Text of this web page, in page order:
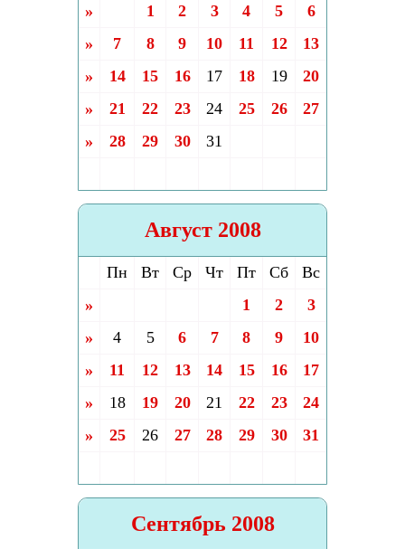
» 1 2 3 4 5
6
»
7 8 9 10 11 12
13
»
14 15 16 17 18 19
20
»
21 22 23 24 25 26
27
»
28 29 30 31
Август 2008
Пн Вт Ср Чт Пт Сб
Вс
»
1 2
3
»
4 5 6 7 8 9
10
»
11 12 13 14 15 16
17
»
18 19 20 21 22 23
24
»
25 26 27 28 29 30 31
Сентябрь 2008